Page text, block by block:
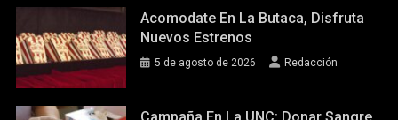
Acomodate En La Butaca, Disfruta
Nuevos Estrenos
5 de agosto de 2026 Redacción